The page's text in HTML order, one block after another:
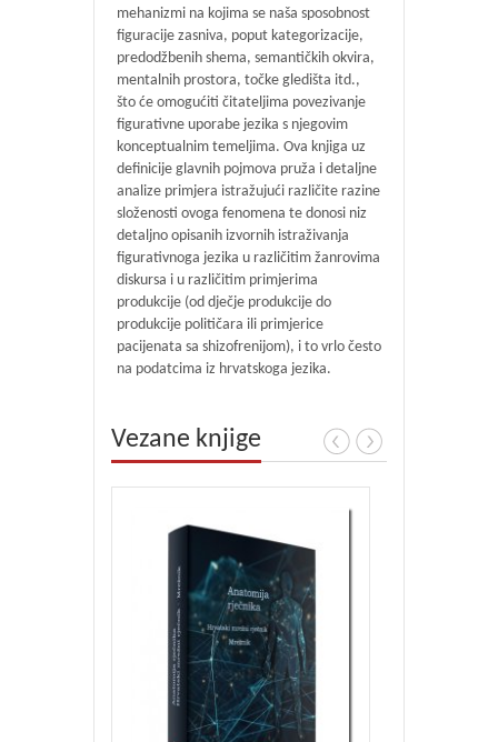
mehanizmi na kojima se naša sposobnost
figuracije zasniva, poput kategorizacije,
predodžbenih shema, semantičkih okvira,
mentalnih prostora, točke gledišta itd.,
što će omogućiti čitateljima povezivanje
figurativne uporabe jezika s njegovim
konceptualnim temeljima. Ova knjiga uz
definicije glavnih pojmova pruža i detaljne
analize primjera istražujući različite razine
složenosti ovoga fenomena te donosi niz
detaljno opisanih izvornih istraživanja
figurativnoga jezika u različitim žanrovima
diskursa i u različitim primjerima
produkcije (od dječje produkcije do
produkcije političara ili primjerice
pacijenata sa shizofrenijom), i to vrlo često
na podatcima iz hrvatskoga jezika.
Vezane knjige